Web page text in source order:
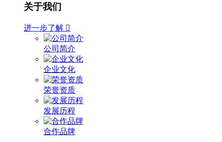
关于我们
进一步了解 
公司简介
企业文化
荣誉资质
发展历程
合作品牌